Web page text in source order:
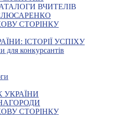
ВЧИТЕЛІВ
СТОРІНКУ
ІСТОРІЇ УСПІХУ
для конкурсантів
УКРАЇНИ
СТОРІНКУ